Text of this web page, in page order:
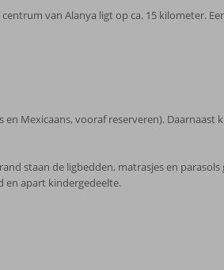
van Alanya ligt op ca. 15 kilometer.
Mexicaans, vooraf reserveren). Daarnaast
staan de ligbedden, matrasjes en parasols
en apart kindergedeelte.